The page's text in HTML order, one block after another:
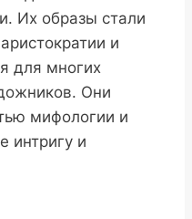
Их образы стали
и
для многих
Они
мифологии и
интригу и